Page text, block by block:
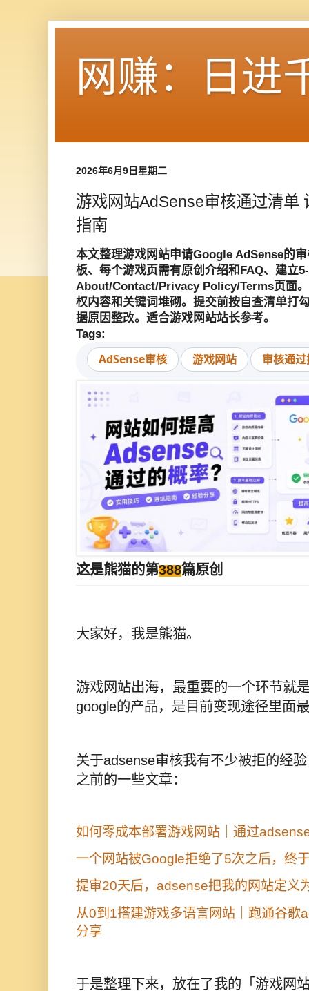
网赚：日进
2026年6月9日星期二
游戏网站AdSense审核通过清单
指南
本文整理游戏网站申请Google AdSense的
板、每个游戏页需有原创介绍和FAQ、建立
About/Contact/Privacy Policy/Terms页面
权内容和关键词堆砌。提交前按自查清单打
据原因整改。适合游戏网站站长参考。
Tags:
AdSense审核 游戏网站 审核通
这是熊猫的第388篇原创
大家好，我是熊猫。
游戏网站出海，最重要的一个环节就
google的产品，是目前变现途径里面
关于adsense审核我有不少被拒的经
之前的一些文章：
如何零成本部署游戏网站｜通过
一个网站被Google拒绝了5次之后，终
提审20天后，adsense把我的网站定义
从0到1搭建游戏多语言网站｜跑通谷歌
分享
于是整理下来，放在了我的「游戏网